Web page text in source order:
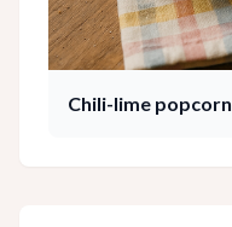
Chili-lime popcorn